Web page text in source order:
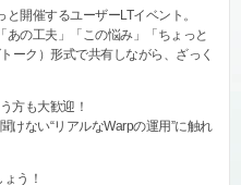
と開催するユーザーLTイベント。
あの工夫」「この悩み」「ちょっと
ーク）形式で共有しながら、ざっく
方も大歓迎！
けない“リアルなWarpの運用”に触れ
う！